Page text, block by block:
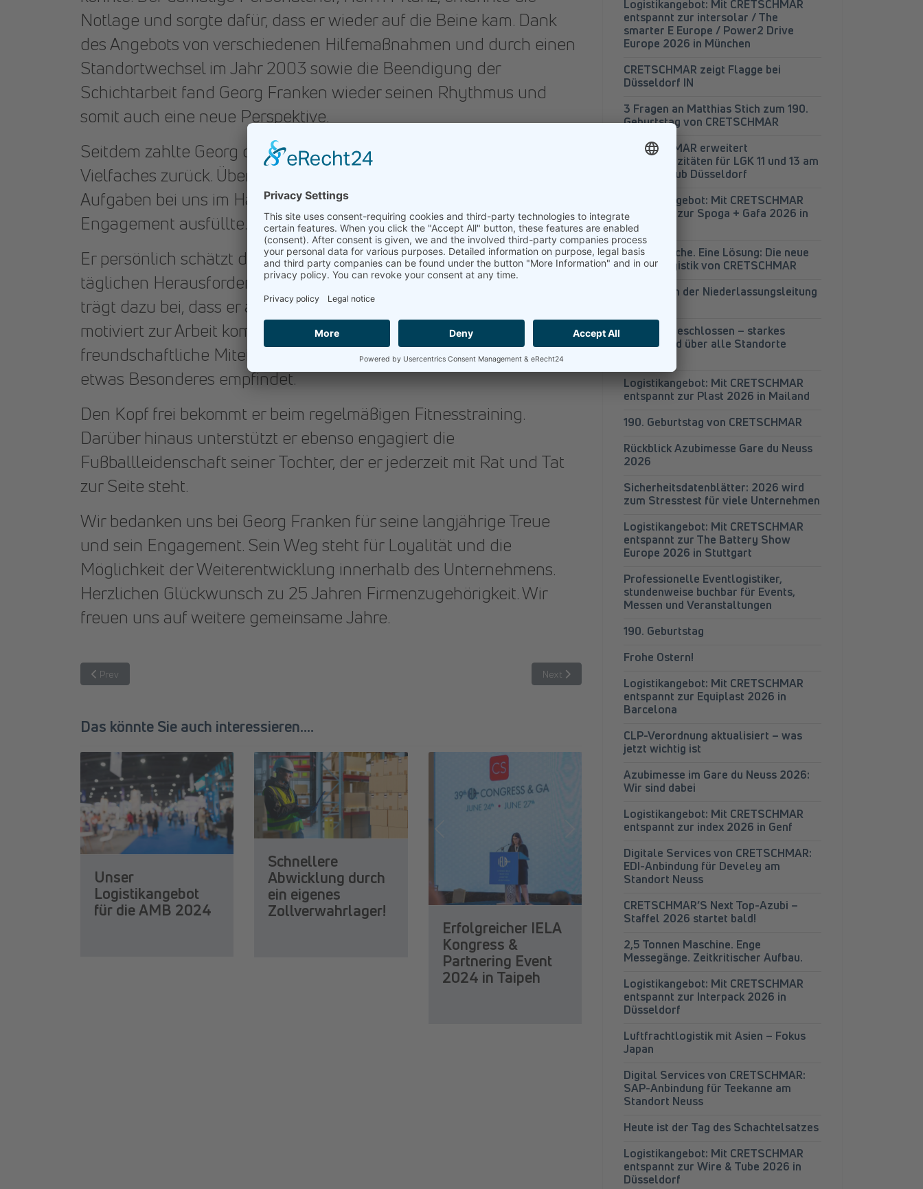
Notlage und sorgte dafür, dass er wieder auf die Beine kam. Dank
des Angebots von verschiedenen Hilfemaßnahmen und durch einen
Standortwechsel im Jahr 2003 sowie die Beendigung der
Schichtarbeit fand Georg Franken wieder seinen Rhythmus und
somit auch eine neue Perspektive.
Seitdem zahlte Georg das in ihn gesetzte Vertrauen um ein
Vielfaches zurück. Über die Jahre hinweg übernahm er zahlreiche
Aufgaben bei uns im Haus, die er alle immer mit größtmöglichem
Engagement ausfüllte.
Er persönlich schätzt die Abwechslung, die seine Arbeit mit all ihren
täglichen Herausforderungen mit sich bringt. Diese Vielseitigkeit
trägt dazu bei, dass er auch nach 25 Jahren nach wie vor gerne und
motiviert zur Arbeit kommt. Neben der Abwechslung ist es das
freundschaftliche Miteinander mit seinen Kollegen, dass er als
etwas Besonderes empfindet.
Den Kopf frei bekommt er beim regelmäßigen Fitnesstraining.
Darüber hinaus unterstützt er ebenso engagiert die
Fußballleidenschaft seiner Tochter, der er jederzeit mit Rat und Tat
zur Seite steht.
Wir bedanken uns bei Georg Franken für seine langjährige Treue
und sein Engagement. Sein Weg steht für Loyalität und die
Möglichkeit der Weiterentwicklung innerhalb des Unternehmens.
Herzlichen Glückwunsch zu 25 Jahren Firmenzugehörigkeit. Wir
freuen uns auf weitere gemeinsame Jahre.
Previous article: Das digitale Weihnachtsgeschenk von CRETSCHMAR
Prev Next article: Das nennen wir eine klassische Win-win-Situation
Next
Das könnte Sie auch interessieren....
Unser
Logistikangebot
für die AMB 2024
Schnellere
Abwicklung durch
ein eigenes
Zollverwahrlager!
Next
Erfolgreicher IELA
Kongress &
Partnering Event
2024 in Taipeh
Logistikangebot: Mit CRETSCHMAR
entspannt zur intersolar / The
smarter E Europe / Power2 Drive
Europe 2026 in München
CRETSCHMAR zeigt Flagge bei
Düsseldorf IN
3 Fragen an Matthias Stich zum 190.
Geburtstag von CRETSCHMAR
CRETSCHMAR erweitert
Lagerkapazitäten für LGK 11 und 13 am
Logistik-Hub Düsseldorf
Logistikangebot: Mit CRETSCHMAR
entspannt zur Spoga + Gafa 2026 in
Köln
Vier Bereiche. Eine Lösung: Die neue
Projektlogistik von CRETSCHMAR
Wechsel in der Niederlassungsleitung
Audits abgeschlossen – starkes
Gesamtbild über alle Standorte
Logistikangebot: Mit CRETSCHMAR
entspannt zur Plast 2026 in Mailand
190. Geburtstag von CRETSCHMAR
Rückblick Azubimesse Gare du Neuss
2026
Sicherheitsdatenblätter: 2026 wird
zum Stresstest für viele Unternehmen
Logistikangebot: Mit CRETSCHMAR
entspannt zur The Battery Show
Europe 2026 in Stuttgart
Professionelle Eventlogistiker,
stundenweise buchbar für Events,
Messen und Veranstaltungen
190. Geburtstag
Frohe Ostern!
Logistikangebot: Mit CRETSCHMAR
entspannt zur Equiplast 2026 in
Barcelona
CLP-Verordnung aktualisiert – was
jetzt wichtig ist
Azubimesse im Gare du Neuss 2026:
Wir sind dabei
Logistikangebot: Mit CRETSCHMAR
entspannt zur index 2026 in Genf
Digitale Services von CRETSCHMAR:
EDI-Anbindung für Develey am
Standort Neuss
CRETSCHMAR’S Next Top-Azubi –
Staffel 2026 startet bald!
2,5 Tonnen Maschine. Enge
Messegänge. Zeitkritischer Aufbau.
Logistikangebot: Mit CRETSCHMAR
entspannt zur Interpack 2026 in
Düsseldorf
Luftfrachtlogistik mit Asien – Fokus
Japan
Digital Services von CRETSCHMAR:
SAP-Anbindung für Teekanne am
Standort Neuss
Heute ist der Tag des Schachtelsatzes
Logistikangebot: Mit CRETSCHMAR
entspannt zur Wire & Tube 2026 in
Düsseldorf